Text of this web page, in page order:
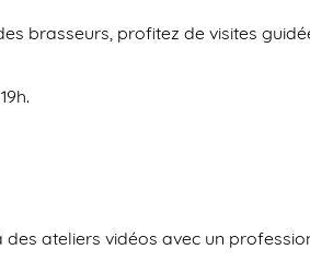
brasseurs, profitez de visites
ateliers vidéos avec un